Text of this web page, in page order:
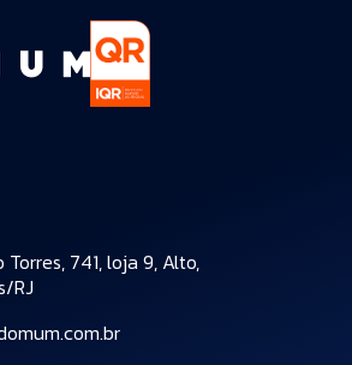
741, loja 9, Alto,
RJ